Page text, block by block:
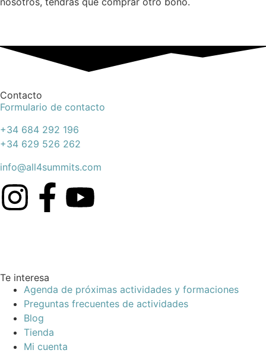
Contacto
Formulario de contacto
+34 684 292 196
+34 629 526 262
info@all4summits.com
Te interesa
Agenda de próximas actividades y formaciones
Preguntas frecuentes de actividades
Blog
Tienda
Mi cuenta